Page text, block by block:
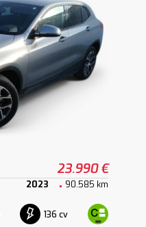
23.990 €
2023 90.585 km
136 cv